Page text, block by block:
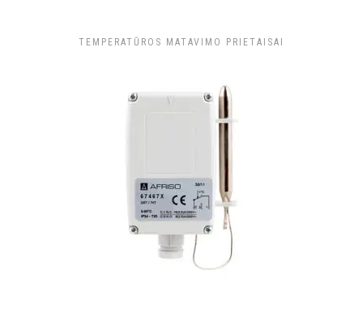
TEMPERATŪROS MATAVIMO PRIETAISAI